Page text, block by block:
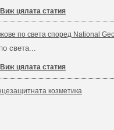
Виж цялата статия
по света според National
света...
Виж цялата статия
козметика